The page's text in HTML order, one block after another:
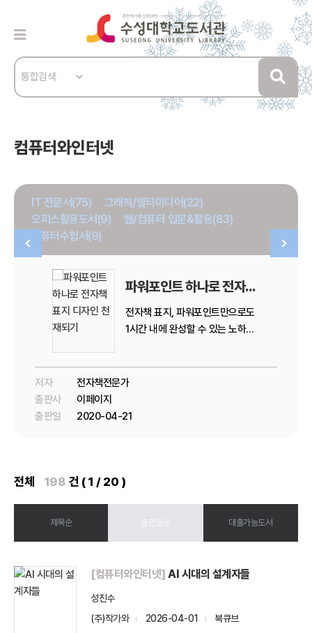
컴퓨터와인터넷
IT 전문서(75)
그래픽/멀티미디어(22)
오피스활용도서(9)
웹/컴퓨터 입문&활용(83)
컴퓨터수험서(9)
파워포인트 하나로 전자책 표지 디자인 천재되기
전자책 표지, 파워포인트만으로도
1시간 내에 완성할 수 있는 노하우
책! 쓰고는 싶은데 내용이 아무리
저자
전자책전문가
출판사
이페이지
출판일
2020-04-21
전체 198 건 ( 1 / 20 )
제목순 출판일순 대출가능도서
[컴퓨터와인터넷] AI 시대의 설계자들
성진수
(주)작가와
2026-04-01
북큐브